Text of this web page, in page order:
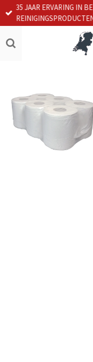
Ga
direct
de
35 JAAR ERVARING IN